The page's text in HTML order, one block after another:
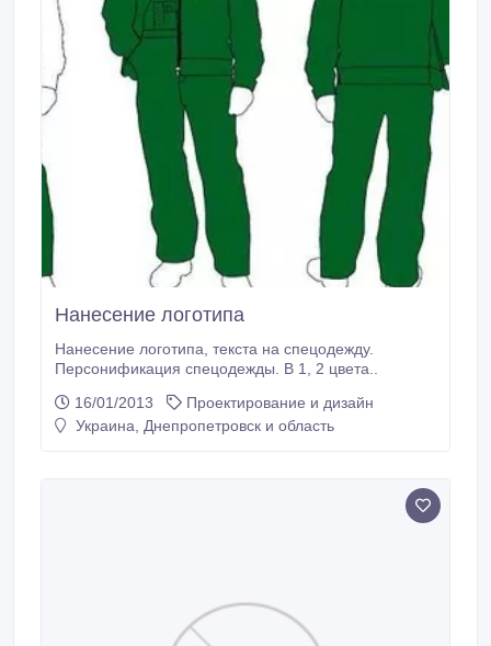
Нанесение логотипа
Нанесение логотипа, текста на спецодежду.
Персонификация спецодежды. В 1, 2 цвета..
16/01/2013
Проектирование и дизайн
Украина, Днепропетровск и область